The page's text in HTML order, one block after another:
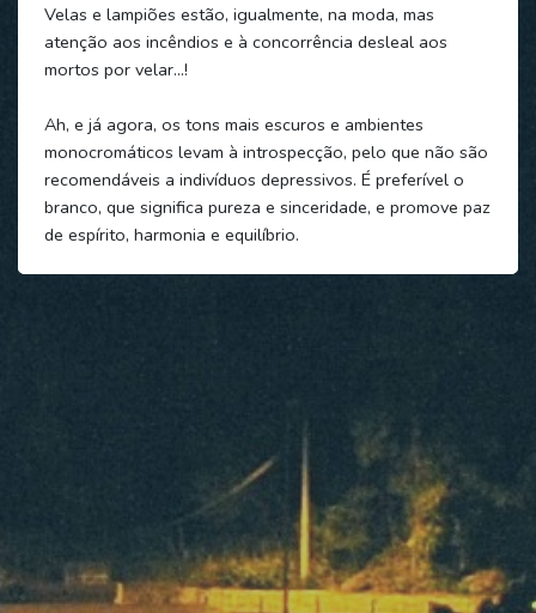
Velas e lampiões estão, igualmente, na moda, mas
atenção aos incêndios e à concorrência desleal aos
mortos por velar…!
Ah, e já agora, os tons mais escuros e ambientes
monocromáticos levam à introspecção, pelo que não são
recomendáveis a indivíduos depressivos. É preferível o
branco, que significa pureza e sinceridade, e promove paz
de espírito, harmonia e equilíbrio.